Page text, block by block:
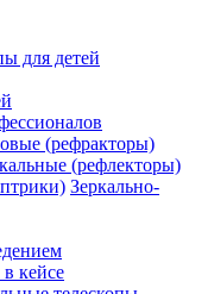
для детей
(рефракторы)
(рефлекторы)
Зеркально-
кейсе